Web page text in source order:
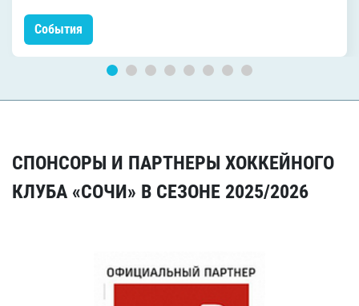
События
СПОНСОРЫ И ПАРТНЕРЫ ХОККЕЙНОГО
КЛУБА «СОЧИ» В СЕЗОНЕ 2025/2026